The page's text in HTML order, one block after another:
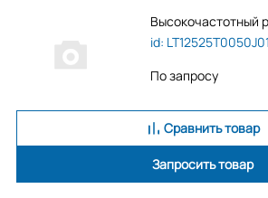
Высокочастотный
id: LT12525T0050J01
По запросу
Сравнить товар
Запросить товар